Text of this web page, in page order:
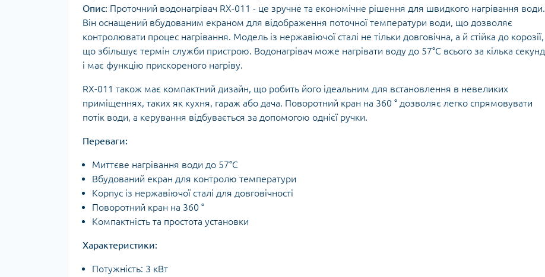
Опис: Проточний водонагрівач RX-011 - це зручне та економічне рішення для швидкого нагрівання води.
Він оснащений вбудованим екраном для відображення поточної температури води, що дозволяє
контролювати процес нагрівання. Модель із нержавіючої сталі не тільки довговічна, а й стійка до корозії,
що збільшує термін служби пристрою. Водонагрівач може нагрівати воду до 57°C всього за кілька секунд
і має функцію прискореного нагріву.
RX-011 також має компактний дизайн, що робить його ідеальним для встановлення в невеликих
приміщеннях, таких як кухня, гараж або дача. Поворотний кран на 360 ° дозволяє легко спрямовувати
потік води, а керування відбувається за допомогою однієї ручки.
Переваги:
Миттєве нагрівання води до 57°C
Вбудований екран для контролю температури
Корпус із нержавіючої сталі для довговічності
Поворотний кран на 360 °
Компактність та простота установки
Характеристики:
Потужність: 3 кВт